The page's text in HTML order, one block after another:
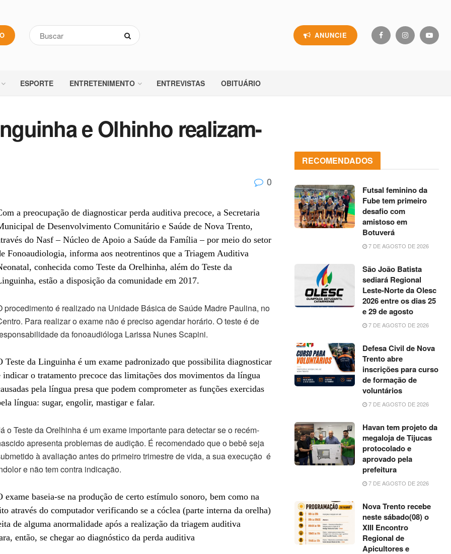
ANUNCIE
ESPORTE ENTRETENIMENTO ENTREVISTAS OBITUÁRIO
e Olhinho realizam-
0
a preocupação de diagnosticar perda auditiva precoce, a Secretaria
de Desenvolvimento Comunitário e Saúde de Nova Trento,
do Nasf – Núcleo de Apoio a Saúde da Família – por meio do setor
Fonoaudiologia, informa aos neotrentinos que a Triagem Auditiva
conhecida como Teste da Orelhinha, além do Teste da
estão a disposição da comunidade em 2017.
procedimento é realizado na Unidade Básica de Saúde Madre Paulina, no
Para realizar o exame não é preciso agendar horário. O teste é de
da fonoaudióloga Larissa Nunes Scapini.
Teste da Linguinha é um exame padronizado que possibilita diagnosticar
indicar o tratamento precoce das limitações dos movimentos da língua
pela língua presa que podem comprometer as funções exercidas
língua: sugar, engolir, mastigar e falar.
o Teste da Orelhinha é um exame importante para detectar se o recém-
apresenta problemas de audição. É recomendado que o bebê seja
à avaliação antes do primeiro trimestre de vida, a sua execução é
e não tem contra indicação.
exame baseia-se na produção de certo estímulo sonoro, bem como na
através do computador verificando se a cóclea (parte interna da orelha)
de alguma anormalidade após a realização da triagem auditiva
então, se chegar ao diagnóstico da perda auditiva
RECOMENDADOS
Futsal feminino da
Fube tem primeiro
desafio com
amistoso em
Botuverá
7 DE AGOSTO DE 2026
São João Batista
sediará Regional
Leste-Norte da Olesc
2026 entre os dias 25
e 29 de agosto
7 DE AGOSTO DE 2026
Defesa Civil de Nova
Trento abre
inscrições para curso
de formação de
voluntários
7 DE AGOSTO DE 2026
Havan tem projeto da
megaloja de Tijucas
protocolado e
aprovado pela
prefeitura
7 DE AGOSTO DE 2026
Nova Trento recebe
neste sábado(08) o
XIII Encontro
Regional de
Apicultores e